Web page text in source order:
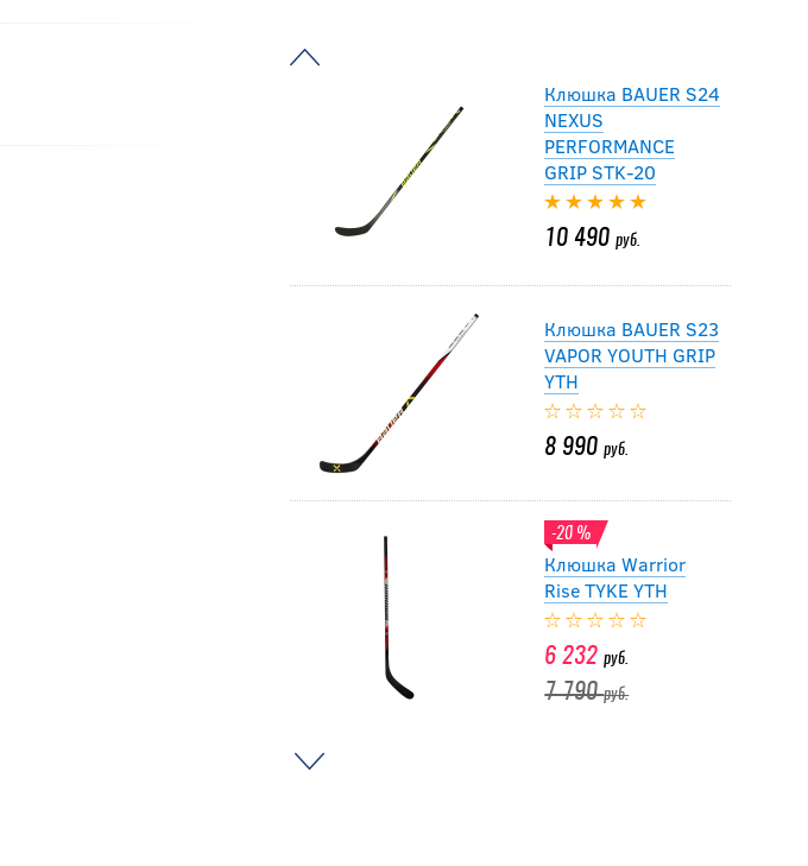
Клюшка BAUER S24
NEXUS
PERFORMANCE
GRIP STK-20
10 490руб.
Клюшка BAUER S23
VAPOR YOUTH GRIP
YTH
8 990руб.
-20 %
Клюшка Warrior
Rise TYKE YTH
6 232руб.
7 790руб.